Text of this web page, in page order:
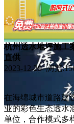
杭州透水地坪施工
直供
2023-12-29 浏览:
在海绵城市道路建
业的彩色生态透水
单位，合作模式多